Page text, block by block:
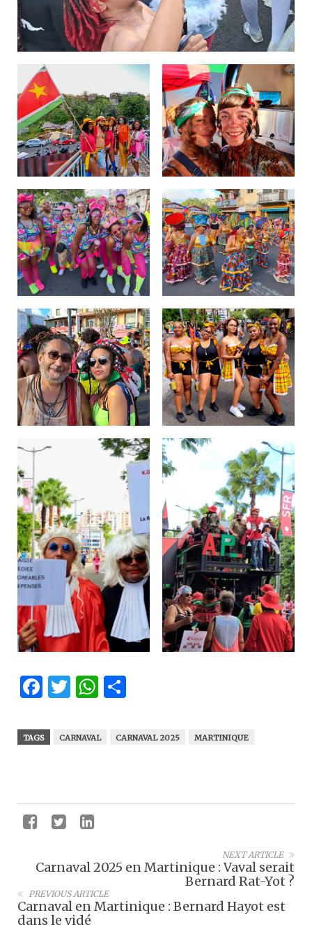
Facebook
Twitter
WhatsApp
TAGS CARNAVAL CARNAVAL 2025 MARTINIQUE
NEXT ARTICLE
Carnaval 2025 en Martinique : Vaval serait
Bernard Rat-Yot ?
PREVIOUS ARTICLE
Carnaval en Martinique : Bernard Hayot est
dans le vidé